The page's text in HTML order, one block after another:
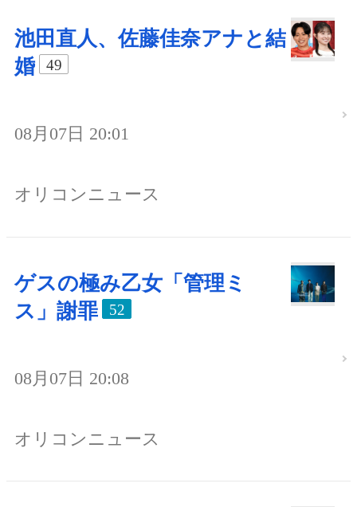
池田直人、佐藤佳奈アナと結
婚
49
08月07日 20:01
オリコンニュース
ゲスの極み乙女「管理ミ
ス」謝罪
52
08月07日 20:08
オリコンニュース